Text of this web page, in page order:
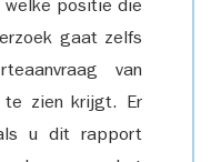
welke positie die
gaat zelfs
van
te zien krijgt. Er
u dit rapport